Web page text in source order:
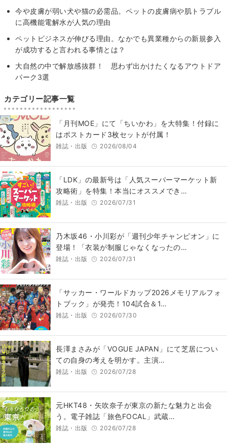
今や皮膚が弱い犬や猫の必需品。ペットの皮膚病や肌トラブル
に高機能電解水が人気の理由
ペットビジネスが伸びる理由。なかでも異業種からの新規参入
が成功すると言われる事情とは？
大自然の中で解放感抜群！ 思わず出かけたくなるアウトドア
パーク3選
カテゴリー記事一覧
「月刊MOE」にて「ちいかわ」を大特集！付録に
はポストカード3枚セットが付属！
雑誌・出版 2026/08/04
「LDK」の最新号は「人気スーパーマーケット新
攻略術」を特集！本当にオススメでき…
雑誌・出版 2026/07/31
乃木坂46・小川彩が「週刊少年チャンピオン」に
登場！「衣装が制服じゃなくなったの…
雑誌・出版 2026/07/31
「サッカー・ワールドカップ2026メモリアルフォ
トブック」が発売！104試合＆1…
雑誌・出版 2026/07/30
長澤まさみが「VOGUE JAPAN」にて芝居につい
ての自身の考えを明かす。主演…
雑誌・出版 2026/07/28
元HKT48・矢吹奈子が東京の新たな魅力と出会
う。電子雑誌「旅色FOCAL」武蔵…
雑誌・出版 2026/07/28